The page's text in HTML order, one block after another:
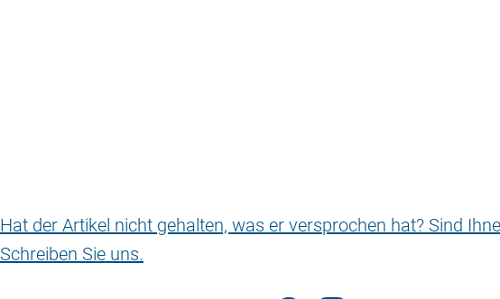
Hat der Artikel nicht gehalten, was er versprochen hat? Sind
Schreiben Sie uns.